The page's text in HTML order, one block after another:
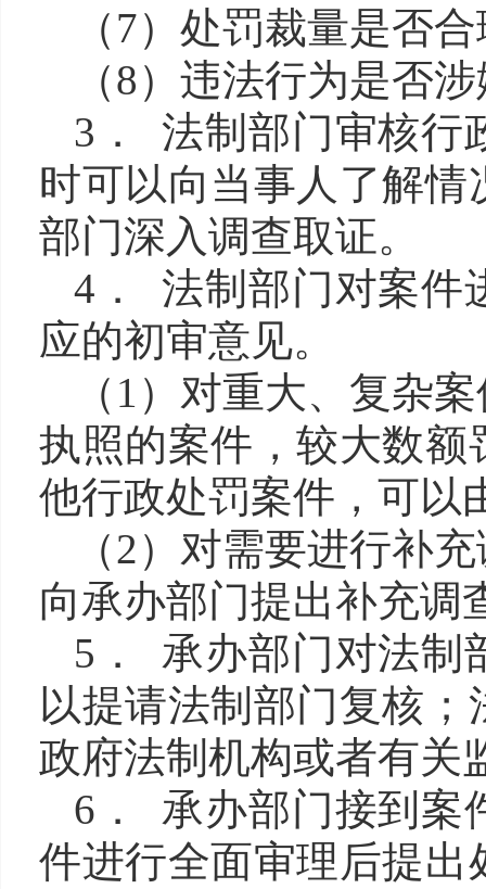
（7）处罚裁量是否
（8）违法行为是否
3． 法制部门审核行
时可以向当事人了解
部门深入调查取证。
4． 法制部门对案件
应的初审意见。
（ 1）对重大、复杂
执照的案件，较大数
他行政处罚案件，可以
（2）对需要进行补
向承办部门提出补充调
5． 承办部门对法制
以提请法制部门复核
政府法制机构或者有关
6． 承办部门接到案
件进行全面审理后提